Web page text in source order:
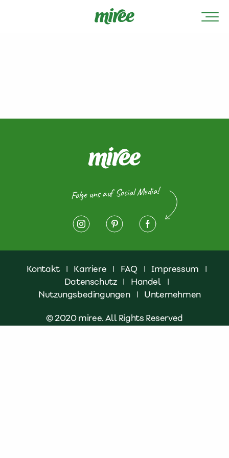
Folge uns auf Social Media!
Kontakt | Karriere | FAQ | Impressum
|
Datenschutz | Handel
|
Nutzungsbedingungen
| Unternehmen
© 2020 miree. All Rights Reserved